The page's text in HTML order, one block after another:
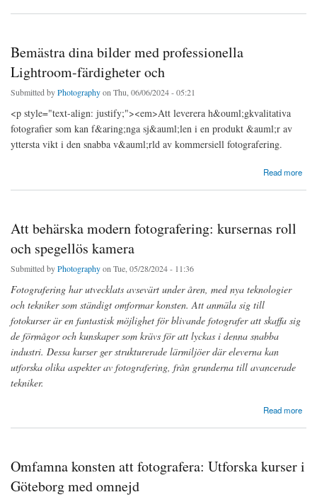
Bemästra dina bilder med professionella
Lightroom-färdigheter och
Submitted byPhotographyon Thu, 06/06/2024 - 05:21
<p style="text-align: justify;"><em>Att leverera h&ouml;gkvalitativa
fotografier som kan f&aring;nga sj&auml;len i en produkt &auml;r av
yttersta vikt i den snabba v&auml;rld av kommersiell fotografering.
Read more
Att behärska modern fotografering: kursernas roll
och spegellös kamera
Submitted byPhotographyon Tue, 05/28/2024 - 11:36
Fotografering har utvecklats avsevärt under åren, med nya teknologier
och tekniker som ständigt omformar konsten. Att anmäla sig till
fotokurser är en fantastisk möjlighet för blivande fotografer att skaffa sig
de förmågor och kunskaper som krävs för att lyckas i denna snabba
industri. Dessa kurser ger strukturerade lärmiljöer där eleverna kan
utforska olika aspekter av fotografering, från grunderna till avancerade
tekniker.
Read more
about Att behärska modern fotografering: kursernas roll och spegellös kamera
Omfamna konsten att fotografera: Utforska kurser i
Göteborg med omnejd